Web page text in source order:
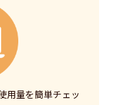
用量を簡単チェッ